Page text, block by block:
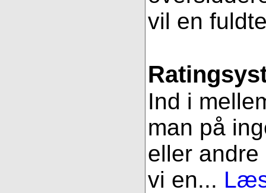
vil en
Ind i
man på
eller
vi en...